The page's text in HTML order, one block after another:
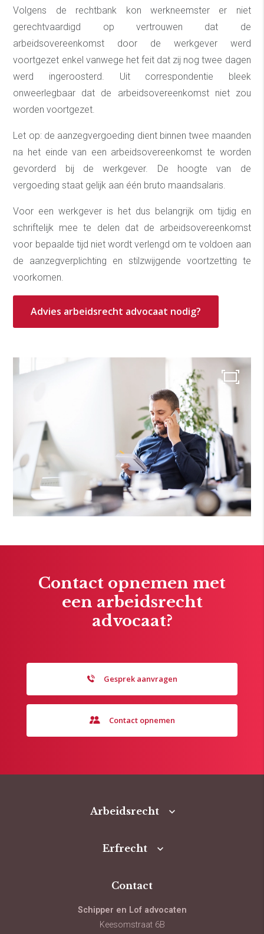
Volgens de rechtbank kon werkneemster er niet
gerechtvaardigd op vertrouwen dat de
arbeidsovereenkomst door de werkgever werd
voortgezet enkel vanwege het feit dat zij nog twee dagen
werd ingeroosterd. Uit correspondentie bleek
onweerlegbaar dat de arbeidsovereenkomst niet zou
worden voortgezet.
Let op: de aanzegvergoeding dient binnen twee maanden
na het einde van een arbeidsovereenkomst te worden
gevorderd bij de werkgever. De hoogte van de
vergoeding staat gelijk aan één bruto maandsalaris.
Voor een werkgever is het dus belangrijk om tijdig en
schriftelijk mee te delen dat de arbeidsovereenkomst
voor bepaalde tijd niet wordt verlengd om te voldoen aan
de aanzegverplichting en stilzwijgende voortzetting te
voorkomen.
Advies arbeidsrecht advocaat nodig?
Contact opnemen met
een arbeidsrecht
advocaat?
Gesprek aanvragen
Contact opnemen
Arbeidsrecht
Erfrecht
Contact
Schipper en Lof advocaten
Keesomstraat 6B